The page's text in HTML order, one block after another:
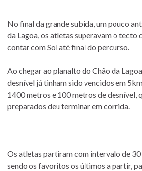
No final da grande subida, um pouco
da Lagoa, os atletas superavam o tecto
contar com Sol até final do percurso.
Ao chegar ao planalto do Chão da
desnível já tinham sido vencidos em
1400 metros e 100 metros de desnível,
preparados deu terminar em corrida.
Os atletas partiram com intervalo de 30
sendo os favoritos os últimos a partir,